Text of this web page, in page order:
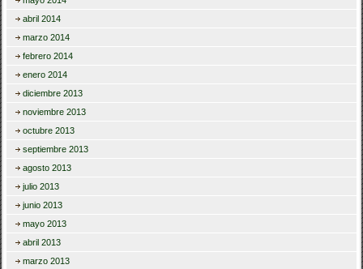
abril 2014
marzo 2014
febrero 2014
enero 2014
diciembre 2013
noviembre 2013
octubre 2013
septiembre 2013
agosto 2013
julio 2013
junio 2013
mayo 2013
abril 2013
marzo 2013